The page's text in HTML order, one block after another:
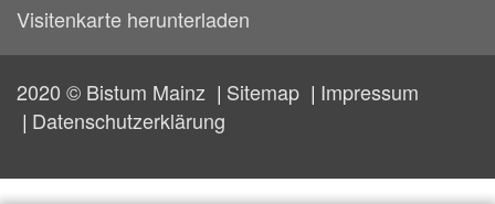
Visitenkarte herunterladen
2020 © Bistum Mainz Sitemap
Impressum
Datenschutzerklärung